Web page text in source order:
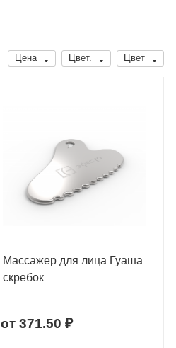
Цена Цвет. Цвет
Массажер для лица Гуаша
скребок
от 371.50 ₽